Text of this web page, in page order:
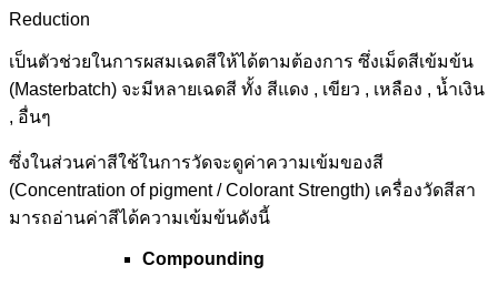
Reduction
เป็นตัวช่วยในการผสมเฉดสีให้ได้ตามต้องการ ซึ่งเม็ดสีเข้มข้น
(Masterbatch) จะมีหลายเฉดสี ทั้ง สีแดง , เขียว , เหลือง , น้ำเงิน
, อื่นๆ
ซึ่งในส่วนค่าสีใช้ในการวัดจะดูค่าความเข้มของสี
(Concentration of pigment / Colorant Strength) เครื่องวัดสีสา
มารถอ่านค่าสีได้ความเข้มข้นดังนี้
Compounding